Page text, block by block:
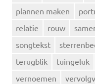
plannen maken
relatie
rouw
songtekst
terugblik
tuingeluk
vernoemen